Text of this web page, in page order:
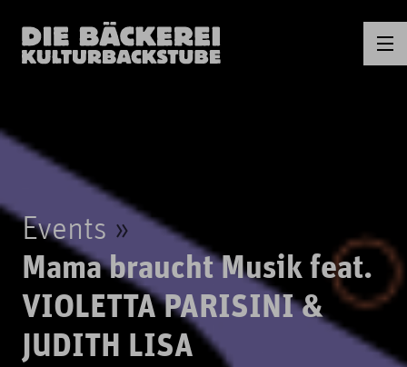
Events
Mama braucht Musik feat.
VIOLETTA PARISINI &
JUDITH LISA